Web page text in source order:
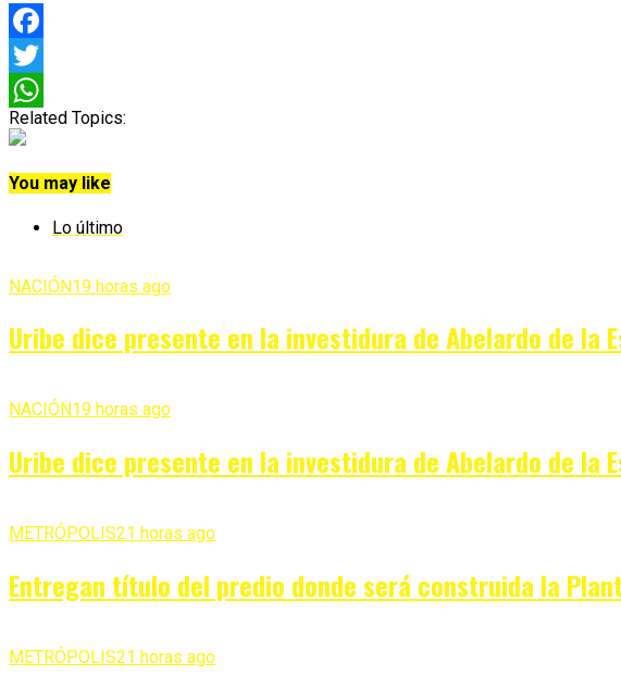
Facebook
Twitter
WhatsApp
Related Topics:
You may like
Lo último
NACIÓN19 horas ago
Uribe dice presente en la investidura de Abelardo de la
NACIÓN19 horas ago
Uribe dice presente en la investidura de Abelardo de la
METRÓPOLIS21 horas ago
Entregan título del predio donde será construida la
METRÓPOLIS21 horas ago